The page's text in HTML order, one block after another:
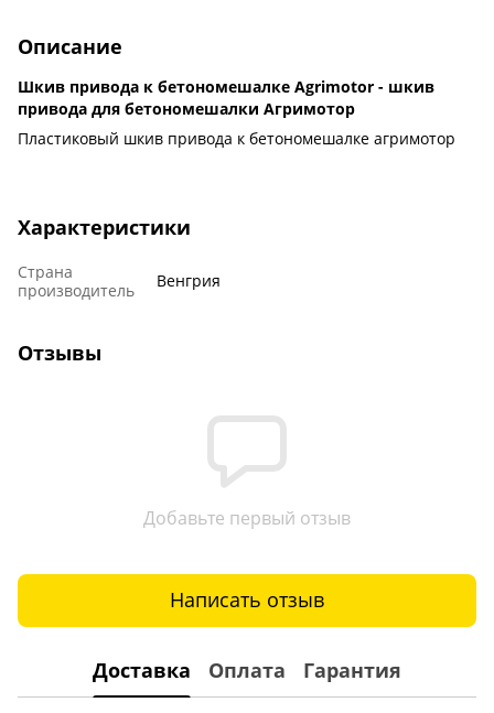
Описание
Шкив привода к бетономешалке Agrimotor - шкив
привода для бетономешалки Агримотор
Пластиковый шкив привода к бетономешалке агримотор
Характеристики
Страна
производитель
Венгрия
Отзывы
Добавьте первый отзыв
Написать отзыв
Доставка Оплата Гарантия